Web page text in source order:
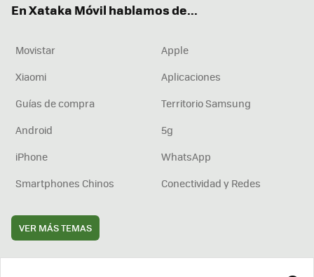
En Xataka Móvil hablamos de...
Movistar
Apple
Xiaomi
Aplicaciones
Guías de compra
Territorio Samsung
Android
5g
iPhone
WhatsApp
Smartphones Chinos
Conectividad y Redes
VER MÁS TEMAS